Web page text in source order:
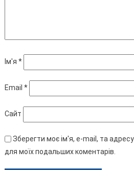
Ім'я *
Email *
Сайт
Зберегти моє ім'я, e-mail, та
для моїх подальших коментарів.